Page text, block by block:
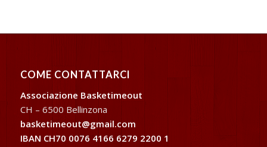
COME CONTATTARCI
Associazione Basketimeout
CH – 6500 Bellinzona
basketimeout@gmail.com
IBAN CH70 0076 4166 6279 2200 1